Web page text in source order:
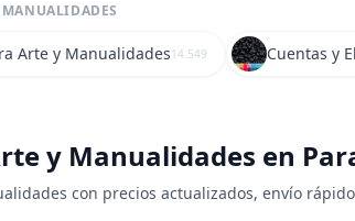
Arte y Manualidades14.549 Cuentas y
y Manualidades en
con precios actualizados, envío